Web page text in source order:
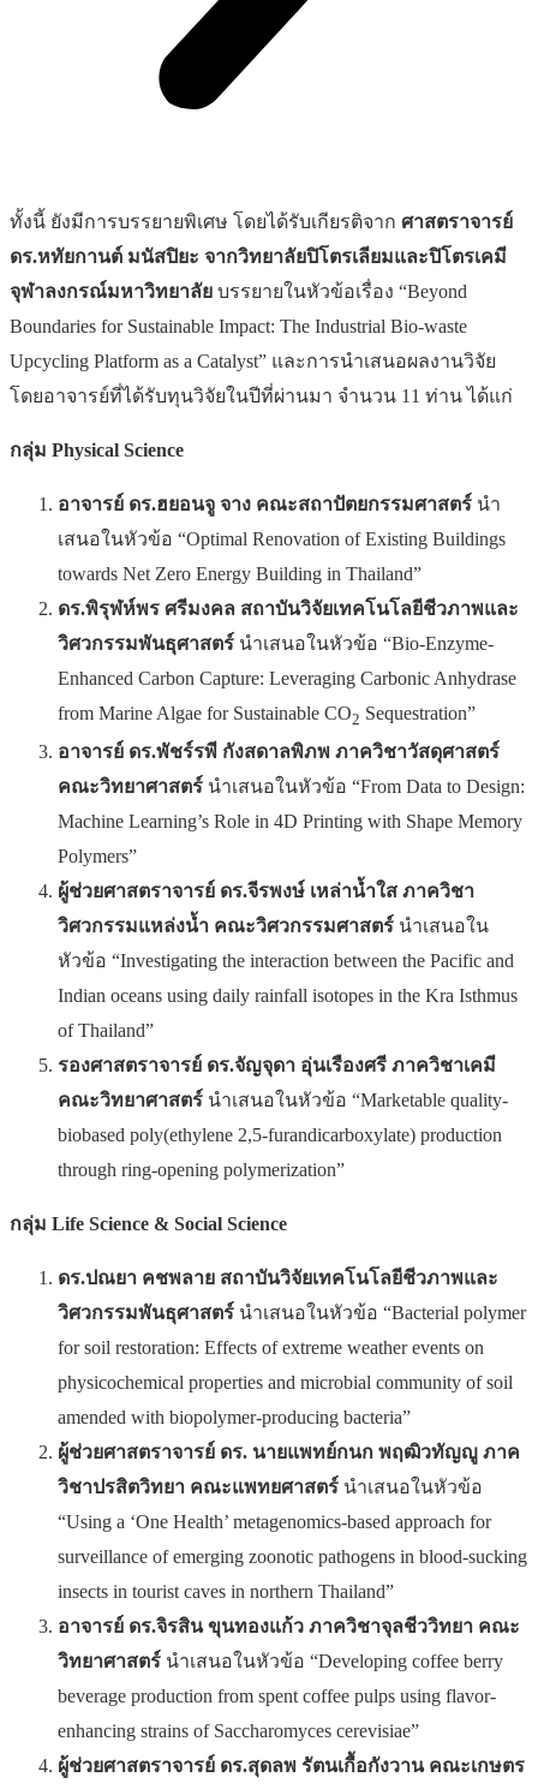
ทั้งนี้ ยังมีการบรรยายพิเศษ โดยได้รับเกียรติจาก ศาสตราจารย์
ดร.หทัยกานต์ มนัสปิยะ จากวิทยาลัยปิโตรเลียมและปิโตรเคมี
จุฬาลงกรณ์มหาวิทยาลัย บรรยายในหัวข้อเรื่อง “Beyond
Boundaries for Sustainable Impact: The Industrial Bio-waste
Upcycling Platform as a Catalyst” และการนำเสนอผลงานวิจัย
โดยอาจารย์ที่ได้รับทุนวิจัยในปีที่ผ่านมา จำนวน 11 ท่าน ได้แก่
กลุ่ม Physical Science
อาจารย์ ดร.ฮยอนจู จาง คณะสถาปัตยกรรมศาสตร์ นำ
เสนอในหัวข้อ “Optimal Renovation of Existing Buildings
towards Net Zero Energy Building in Thailand”
ดร.พิรุฬห์พร ศรีมงคล สถาบันวิจัยเทคโนโลยีชีวภาพและ
วิศวกรรมพันธุศาสตร์ นำเสนอในหัวข้อ “Bio-Enzyme-
Enhanced Carbon Capture: Leveraging Carbonic Anhydrase
from Marine Algae for Sustainable CO2 Sequestration”
อาจารย์ ดร.พัชร์รพี กังสดาลพิภพ ภาควิชาวัสดุศาสตร์
คณะวิทยาศาสตร์ นำเสนอในหัวข้อ “From Data to Design:
Machine Learning’s Role in 4D Printing with Shape Memory
Polymers”
ผู้ช่วยศาสตราจารย์ ดร.จีรพงษ์ เหล่าน้ำใส ภาควิชา
วิศวกรรมแหล่งน้ำ คณะวิศวกรรมศาสตร์ นำเสนอใน
หัวข้อ “Investigating the interaction between the Pacific and
Indian oceans using daily rainfall isotopes in the Kra Isthmus
of Thailand”
รองศาสตราจารย์ ดร.จัญจุดา อุ่นเรืองศรี ภาควิชาเคมี
คณะวิทยาศาสตร์ นำเสนอในหัวข้อ “Marketable quality-
biobased poly(ethylene 2,5-furandicarboxylate) production
through ring-opening polymerization”
กลุ่ม Life Science & Social Science
ดร.ปณยา คชพลาย สถาบันวิจัยเทคโนโลยีชีวภาพและ
วิศวกรรมพันธุศาสตร์ นำเสนอในหัวข้อ “Bacterial polymer
for soil restoration: Effects of extreme weather events on
physicochemical properties and microbial community of soil
amended with biopolymer-producing bacteria”
ผู้ช่วยศาสตราจารย์ ดร. นายแพทย์กนก พฤฒิวทัญญู ภาค
วิชาปรสิตวิทยา คณะแพทยศาสตร์ นำเสนอในหัวข้อ
“Using a ‘One Health’ metagenomics-based approach for
surveillance of emerging zoonotic pathogens in blood-sucking
insects in tourist caves in northern Thailand”
อาจารย์ ดร.จิรสิน ขุนทองแก้ว ภาควิชาจุลชีววิทยา คณะ
วิทยาศาสตร์ นำเสนอในหัวข้อ “Developing coffee berry
beverage production from spent coffee pulps using flavor-
enhancing strains of Saccharomyces cerevisiae”
ผู้ช่วยศาสตราจารย์ ดร.สุดลพ รัตนเกื้อกังวาน คณะเกษตร